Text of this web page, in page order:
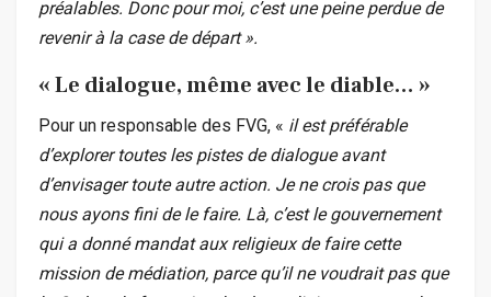
préalables. Donc pour moi, c’est une peine perdue de
revenir à la case de départ ».
« Le dialogue, même avec le diable… »
Pour un responsable des FVG, « il est préférable
d’explorer toutes les pistes de dialogue avant
d’envisager toute autre action. Je ne crois pas que
nous ayons fini de le faire. Là, c’est le gouvernement
qui a donné mandat aux religieux de faire cette
mission de médiation, parce qu’il ne voudrait pas que